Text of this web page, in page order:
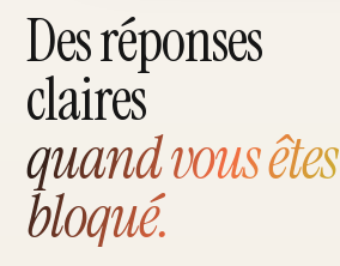
Des réponses
claires
quand vous êtes
bloqué.